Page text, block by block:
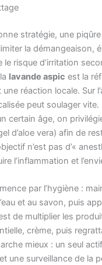
stratégie, une piqûre
la démangeaison,
le risque d’irritation
lavande aspic est la
réaction locale. Sur
peut soulager vite.
certain âge, on
d’aloe vera) afin de
n’est pas d’«
l’inflammation et
par l’hygiène :
et au savon, puis
de multiplier les
crème, puis
mieux : un seul
une surveillance de la